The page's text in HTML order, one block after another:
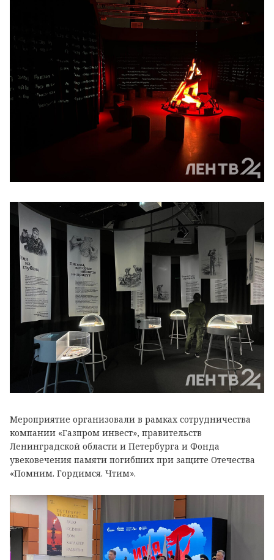
Мероприятие организовали в рамках сотрудничества
компании «Газпром инвест», правительств
Ленинградской области и Петербурга и Фонда
увековечения памяти погибших при защите Отечества
«Помним. Гордимся. Чтим».